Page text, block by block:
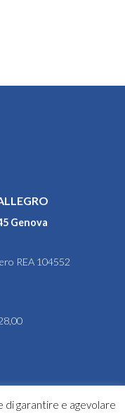
Genova
REA 104552
di garantire e agevolare